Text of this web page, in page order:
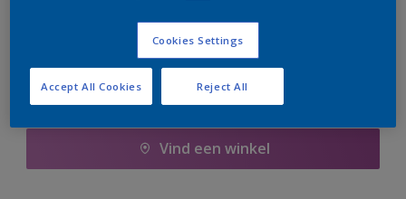
Boodschappenlijst
Vind een winkel
Cookies Settings
Reject All
Accept All Cookies